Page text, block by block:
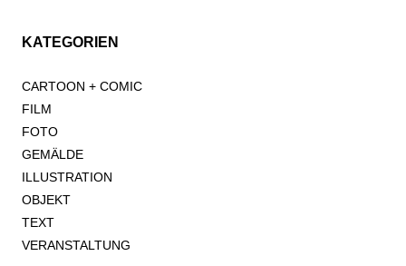
KATEGORIEN
CARTOON + COMIC
FILM
FOTO
GEMÄLDE
ILLUSTRATION
OBJEKT
TEXT
VERANSTALTUNG